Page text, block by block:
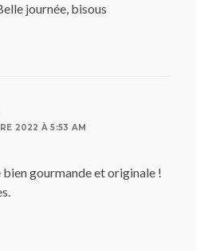
journée, bisous
2022 À 5:53 AM
gourmande et originale !